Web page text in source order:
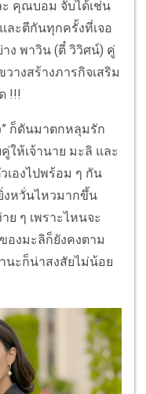
คุณบอม จับได้เช่น
ละตีกันทุกครั้งที่เจอ
ง พาวิน (ตี๋ วิวิศน์) คู่
งสร้างภารกิจเสริม
!!!
ก็ดันมาตกหลุมรัก
ให้เจ้านาย มะลิ และ
เองไปพร้อม ๆ กัน
งหวั่นไหวมากขึ้น
ย ๆ เพราะไหนจะ
องมะลิก็ยังคงตาม
ะก็น่าสงสัยไม่น้อย